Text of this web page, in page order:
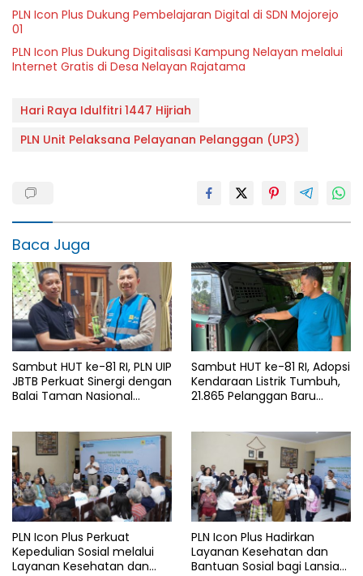
PLN Icon Plus Dukung Pembelajaran Digital di SDN Mojorejo
01
PLN Icon Plus Dukung Digitalisasi Kampung Nelayan melalui
Internet Gratis di Desa Nelayan Rajatama
Hari Raya Idulfitri 1447 Hijriah
PLN Unit Pelaksana Pelayanan Pelanggan (UP3)
Baca Juga
Sambut HUT ke-81 RI, PLN UIP
JBTB Perkuat Sinergi dengan
Balai Taman Nasional
kV Paiton–
Watudodol/Kalipuro
Sambut HUT ke-81 RI, Adopsi
Kendaraan Listrik Tumbuh,
21.865 Pelanggan Baru
PLN Icon Plus Perkuat
Kepedulian Sosial melalui
Layanan Kesehatan dan
PLN Icon Plus Hadirkan
Layanan Kesehatan dan
Bantuan Sosial bagi Lansia